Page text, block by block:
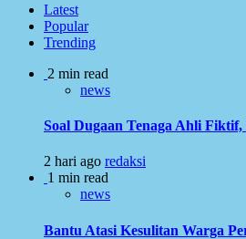
Latest
Popular
Trending
2 min read
news
Soal Dugaan Tenaga Ahli
2 hari ago redaksi
1 min read
news
Bantu Atasi Kesulitan Warga